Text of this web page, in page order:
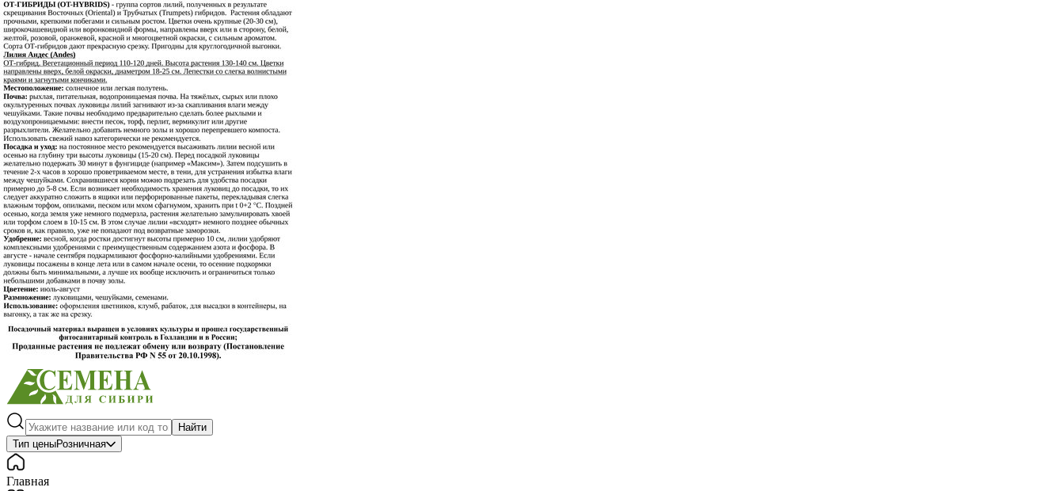
Выберите город
Обратный звонок
Каталог
Семена
Грунты
Газонные травы, сидераты
Горшки, рассадники, аксессуары
Посадочный материал
Садовый инструмент, инвентарь
Консервирование
Средства защиты, удобрения, добавки, химия
Обустройство сада, декор
Найти
Тип ценыРозничная
Главная